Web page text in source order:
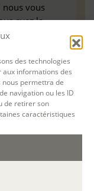
des technologies
aux informations des
nous permettra de
navigation ou les ID
de retirer son
caractéristiques
nous vous
avez la
pouvoir travailler
| Microsoft
à l’inclusion des
avez besoin
n’hésitez pas
afin